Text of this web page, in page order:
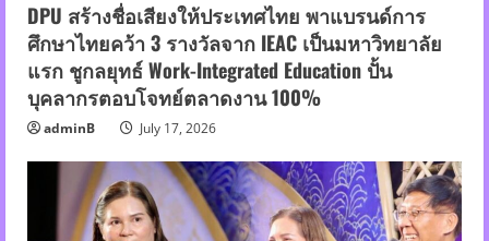
DPU สร้างชื่อเสียงให้ประเทศไทย พาแบรนด์การ
ศึกษาไทยคว้า 3 รางวัลจาก IEAC เป็นมหาวิทยาลัย
แรก ชูกลยุทธ์ Work-Integrated Education ปั้น
บุคลากรตอบโจทย์ตลาดงาน 100%
adminB July 17, 2026